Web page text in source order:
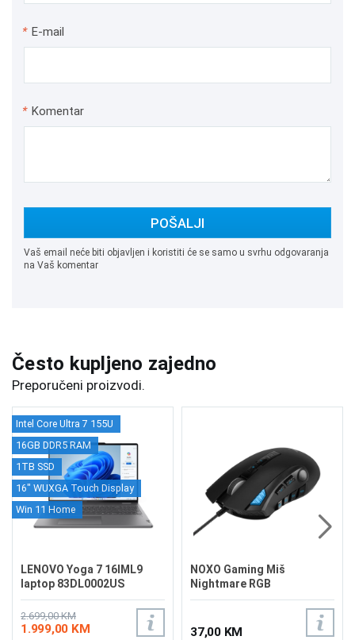
* E-mail
* Komentar
POŠALJI
Vaš email neće biti objavljen i koristiti će se samo u svrhu odgovaranja
na Vaš komentar
Često kupljeno zajedno
Preporučeni proizvodi.
Intel Core Ultra 7 155U
16GB DDR5 RAM
1TB SSD
16" WUXGA Touch Display
Win 11 Home
LENOVO Yoga 7 16IML9
laptop 83DL0002US
2.699,00 KM
1.999,00 KM
NOXO Gaming Miš
Nightmare RGB
37,00 KM